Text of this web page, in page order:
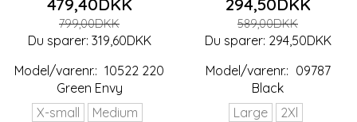
799,00DKK
Du sparer: 319,60DKK
Model/varenr.: 10522 220
Green Envy
X-small
Medium
589,00DKK
Du sparer: 294,50DKK
Model/varenr.: 09787
Black
Large
2Xl